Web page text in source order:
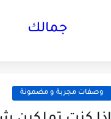
جمالك
وصفات مجربة و مضمونة